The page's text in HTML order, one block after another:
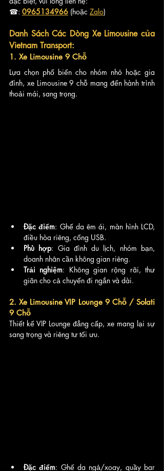
☎: 0965134966 (hoặc Zalo)
Danh Sách Các Dòng Xe Limousine của
Vietnam Transport:
1. Xe Limousine 9 Chỗ
Lựa chọn phổ biến cho nhóm nhỏ hoặc gia
đình, xe Limousine 9 chỗ mang đến hành trình
thoải mái, sang trọng.
Đặc điểm: Ghế da êm ái, màn hình LCD,
điều hòa riêng, cổng USB.
Phù hợp: Gia đình du lịch, nhóm bạn,
doanh nhân cần không gian riêng.
Trải nghiệm: Không gian rộng rãi, thư
giãn cho cả chuyến đi ngắn và dài.
2. Xe Limousine VIP Lounge 9 Chỗ / Solati
9 Chỗ
Thiết kế VIP Lounge đẳng cấp, xe mang lại sự
sang trọng và riêng tư tối ưu.
Đặc điểm: Ghế da ngả/xoay, quầy bar